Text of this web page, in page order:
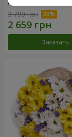
3 799 грн
Заказать